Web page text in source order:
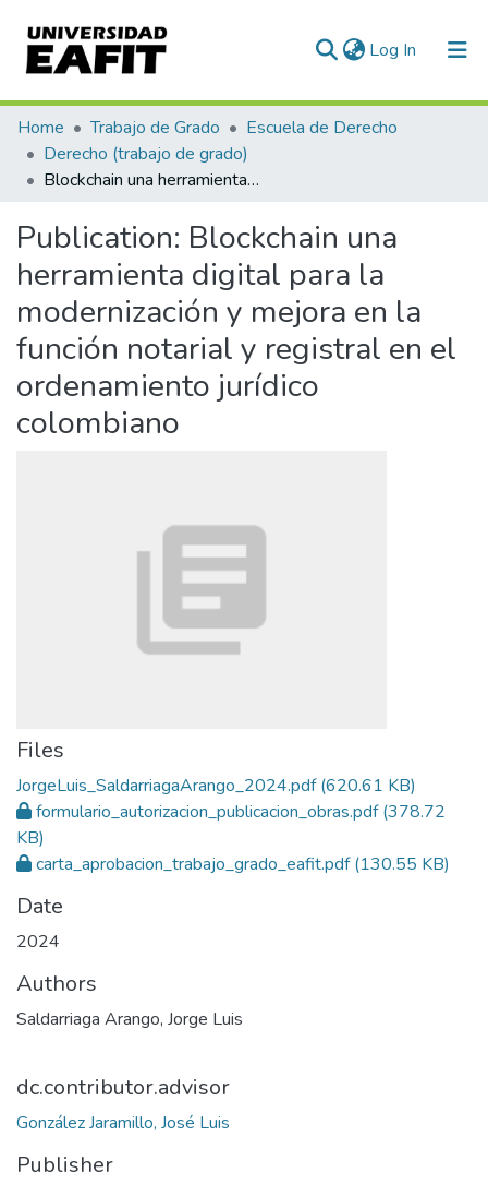
Log In (current)
Communities & Collections
All of DSpace
Home Trabajo de Grado
Escuela de Derecho
Derecho (trabajo de grado)
Blockchain una herramienta digital para la modernización y mejora en la función notarial y registral en el ordenamiento jurídico colombiano
Publication: Blockchain una
herramienta digital para la
modernización y mejora en la
función notarial y registral en el
ordenamiento jurídico
colombiano
Files
JorgeLuis_SaldarriagaArango_2024.pdf(620.61 KB)
formulario_autorizacion_publicacion_obras.pdf(378.72
KB)
carta_aprobacion_trabajo_grado_eafit.pdf(130.55 KB)
Date
2024
Authors
Saldarriaga Arango, Jorge Luis
dc.contributor.advisor
González Jaramillo, José Luis
Publisher